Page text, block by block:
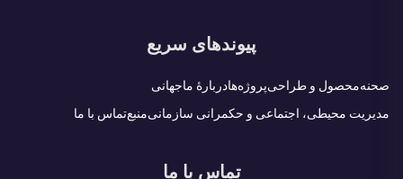
پیوندهای سریع
صحنهمحصول و طراحیپروژه‌هادربارهٔ ماجهانی
مدیریت محیطی، اجتماعی و حکمرانی سازمانیمنبعتماس با ما
تماس با ما